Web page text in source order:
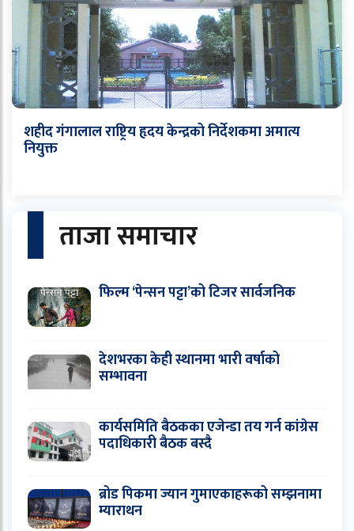
शहीद गंगालाल राष्ट्रिय हृदय केन्द्रको निर्देशकमा अमात्य
नियुक्त
ताजा समाचार
फिल्म ‘पेन्सन पट्टा’को टिजर सार्वजनिक
देशभरका केही स्थानमा भारी वर्षाको
सम्भावना
कार्यसमिति बैठकका एजेन्डा तय गर्न कांग्रेस
पदाधिकारी बैठक बस्दै
ब्रोड पिकमा ज्यान गुमाएकाहरूको सम्झनामा
म्याराथन